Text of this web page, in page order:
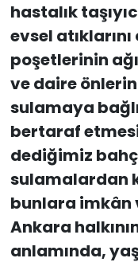
hastalık
evsel
poşetlerinin
ve daire
sulamaya
bertaraf
dediğimiz
sulamalardan
bunlara imkân
Ankara
anlamında,